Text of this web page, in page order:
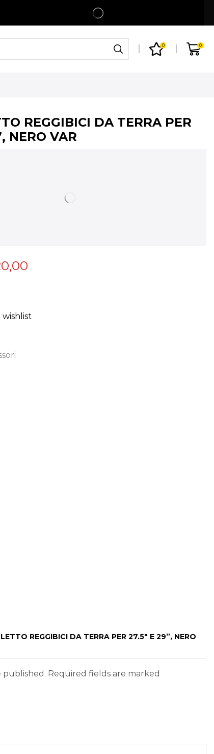
Spedizione gratuita per ordini superiori a 99€
0 0
REGGIBICI DA TERRA PER
NERO VAR
REGGIBICI DA TERRA PER 27.5″ E 29”, NERO
Required fields are marked